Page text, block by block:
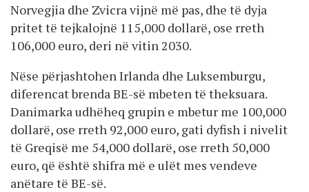
Norvegjia dhe Zvicra vijnë më pas, dhe të dyja
pritet të tejkalojnë 115,000 dollarë, ose rreth
106,000 euro, deri në vitin 2030.
Nëse përjashtohen Irlanda dhe Luksemburgu,
diferencat brenda BE-së mbeten të theksuara.
Danimarka udhëheq grupin e mbetur me 100,000
dollarë, ose rreth 92,000 euro, gati dyfish i nivelit
të Greqisë me 54,000 dollarë, ose rreth 50,000
euro, që është shifra më e ulët mes vendeve
anëtare të BE-së.